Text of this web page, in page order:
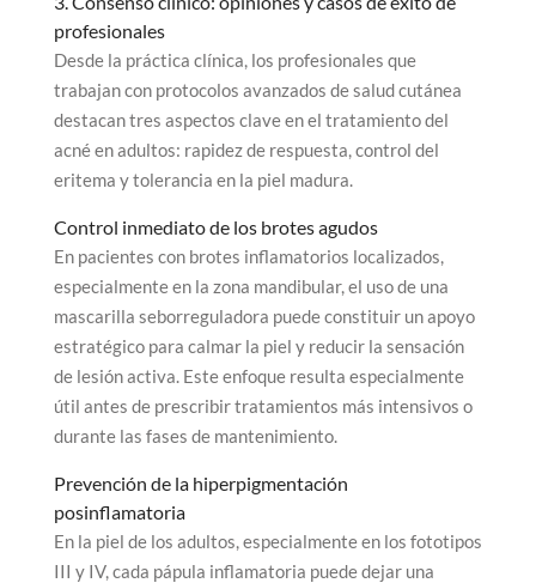
profesionales
Desde la práctica clínica, los profesionales que
trabajan con protocolos avanzados de salud cutánea
destacan tres aspectos clave en el tratamiento del
acné en adultos: rapidez de respuesta, control del
eritema y tolerancia en la piel madura.
Control inmediato de los brotes agudos
En pacientes con brotes inflamatorios localizados,
especialmente en la zona mandibular, el uso de una
mascarilla seborreguladora puede constituir un apoyo
estratégico para calmar la piel y reducir la sensación
de lesión activa. Este enfoque resulta especialmente
útil antes de prescribir tratamientos más intensivos o
durante las fases de mantenimiento.
Prevención de la hiperpigmentación
posinflamatoria
En la piel de los adultos, especialmente en los fototipos
III y IV, cada pápula inflamatoria puede dejar una